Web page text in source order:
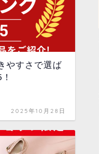
やすさで選ば
2025年10月28日